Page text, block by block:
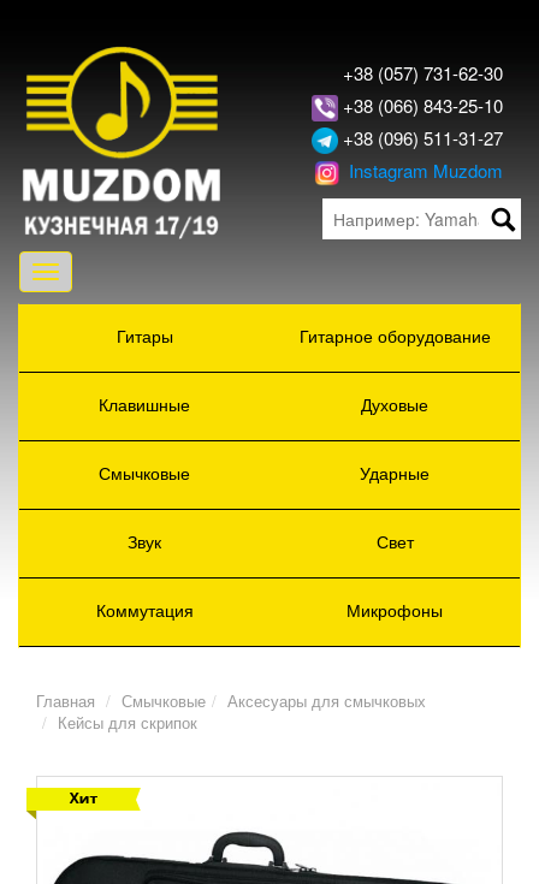
+38 (057) 731-62-30
+38 (066) 843-25-10
+38 (096) 511-31-27
Instagram Muzdom
Toggle
navigation
Гитары
Гитарное оборудование
Клавишные Духовые
Смычковые Ударные
Звук Свет
Коммутация Микрофоны
Главная Смычковые
Аксесуары для смычковых
Кейсы для скрипок